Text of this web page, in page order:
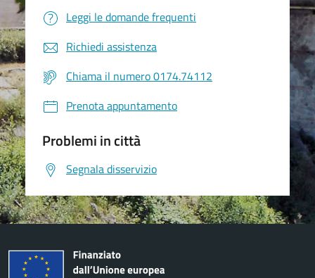
Leggi le domande frequenti
Richiedi assistenza
Chiama il numero 0174.74112
Prenota appuntamento
Problemi in città
Segnala disservizio